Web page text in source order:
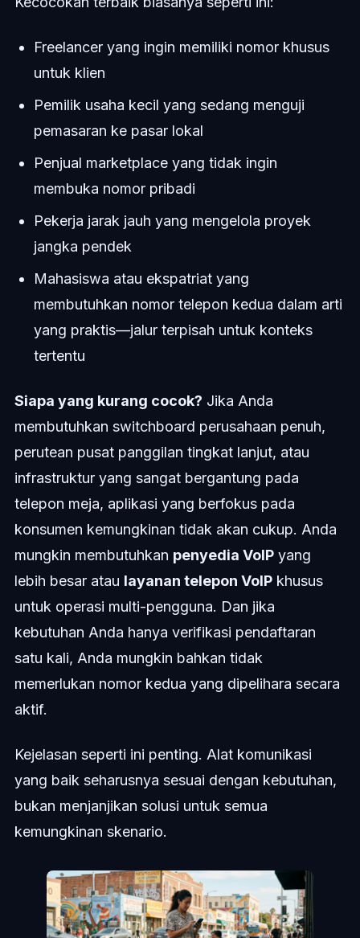
Freelancer yang ingin memiliki nomor khusus
untuk klien
Pemilik usaha kecil yang sedang menguji
pemasaran ke pasar lokal
Penjual marketplace yang tidak ingin
membuka nomor pribadi
Pekerja jarak jauh yang mengelola proyek
jangka pendek
Mahasiswa atau ekspatriat yang
membutuhkan nomor telepon kedua dalam arti
yang praktis—jalur terpisah untuk konteks
tertentu
Siapa yang kurang cocok? Jika Anda
membutuhkan switchboard perusahaan penuh,
perutean pusat panggilan tingkat lanjut, atau
infrastruktur yang sangat bergantung pada
telepon meja, aplikasi yang berfokus pada
konsumen kemungkinan tidak akan cukup. Anda
mungkin membutuhkan penyedia VoIPyang
lebih besar atau layanan telepon VoIPkhusus
untuk operasi multi-pengguna. Dan jika
kebutuhan Anda hanya verifikasi pendaftaran
satu kali, Anda mungkin bahkan tidak
memerlukan nomor kedua yang dipelihara secara
aktif.
Kejelasan seperti ini penting. Alat komunikasi
yang baik seharusnya sesuai dengan kebutuhan,
bukan menjanjikan solusi untuk semua
kemungkinan skenario.